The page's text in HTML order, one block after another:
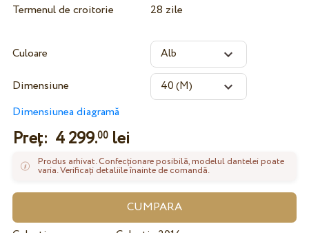
Termenul de croitorie
28 zile
Culoare
Dimensiune
Dimensiunea diagramă
Preț: 4 299.00lei
Produs arhivat. Confecționare posibilă, modelul dantelei poate
varia. Verificați detaliile înainte de comandă.